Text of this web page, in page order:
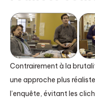
Contrairement à la
une approche plus
l’enquête, évitant les